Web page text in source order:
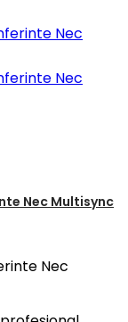
Nec Multisync
Nec